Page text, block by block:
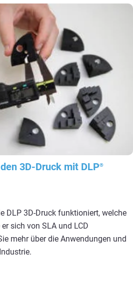
3D-Druck mit DLP®
DLP 3D-Druck funktioniert, welche
sich von SLA und LCD
mehr über die Anwendungen und